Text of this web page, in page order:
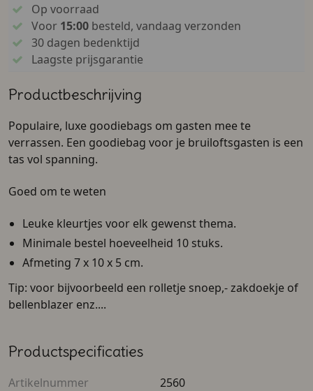
Op voorraad
Voor 15:00besteld, vandaag verzonden
30 dagen bedenktijd
Laagste prijsgarantie
Productbeschrijving
Populaire, luxe goodiebags om gasten mee te
verrassen. Een goodiebag voor je bruiloftsgasten is een
tas vol spanning.
Goed om te weten
Leuke kleurtjes voor elk gewenst thema.
Minimale bestel hoeveelheid 10 stuks.
Afmeting 7 x 10 x 5 cm.
Tip: voor bijvoorbeeld een rolletje snoep,- zakdoekje of
bellenblazer enz....
Productspecificaties
Artikelnummer
2560